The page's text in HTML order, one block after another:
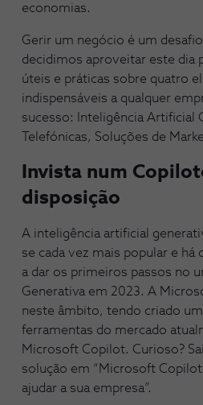
economias.
Gerir um negócio é um
decidimos aproveitar este dia
úteis e práticas sobre quatro
indispensáveis a qualquer
sucesso: Inteligência Artificial
Telefónicas, Soluções de
Invista num
disposição
A inteligência artificial
se cada vez mais popular e há
a dar os primeiros passos no
Generativa em 2023. A
neste âmbito, tendo criado
ferramentas do mercado
Microsoft Copilot. Curioso?
solução em “Microsoft
ajudar a sua empresa”.